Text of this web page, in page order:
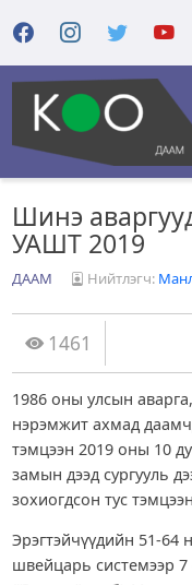
Шинэ
УАШТ 2019
ДААМ Нийтлэгч:
1461
1986 оны улсын
нэрэмжит ахмад
тэмцээн 2019 оны 10
замын дээд сургууль
зохиогдсон тус
Эрэгтэйчүүдийн 51-64
швейцарь системээр